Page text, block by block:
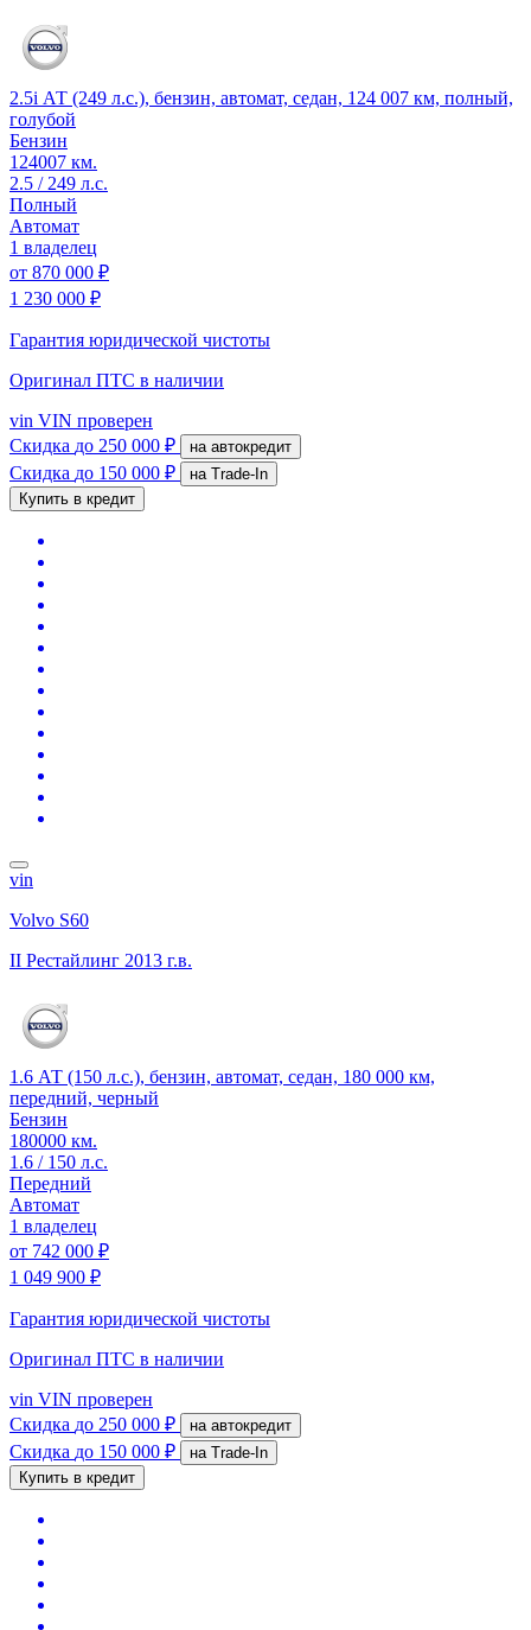
2.5i АТ (249 л.с.), бензин, автомат, седан, 124 007 км, полный,
голубой
Бензин
124007 км.
2.5 / 249 л.с.
Полный
Автомат
1 владелец
от 870 000 ₽
1 230 000 ₽
Гарантия юридической чистоты
Оригинал ПТС в наличии
vin VIN проверен
Скидка до 250 000 ₽ на автокредит
Скидка до 150 000 ₽
на Trade-In
Купить в кредит
vin
Volvo S60
II Рестайлинг 2013 г.в.
1.6 АТ (150 л.с.), бензин, автомат, седан, 180 000 км,
передний, черный
Бензин
180000 км.
1.6 / 150 л.с.
Передний
Автомат
1 владелец
от 742 000 ₽
1 049 900 ₽
Гарантия юридической чистоты
Оригинал ПТС в наличии
vin VIN проверен
Скидка до 250 000 ₽ на автокредит
Скидка до 150 000 ₽
на Trade-In
Купить в кредит